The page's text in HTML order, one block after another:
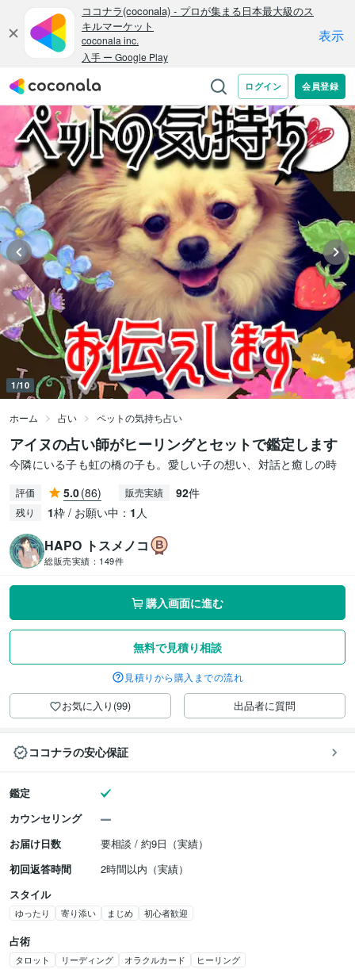
1/10
ホーム 占い ペットの気持ち占い
アイヌの占い師がヒーリングとセットで鑑定します
今隣にいる子も虹の橋の子も。愛しい子の想い、対話と癒しの時
評価 5.0(86) 販売実績 92件
残り 1枠 / お願い中： 1 人
HAPO トスメノコ
総販売実績： 149件
購入画面に進む
無料で見積り相談
見積りから購入までの流れ
お気に入り(99) 出品者に質問
ココナラの安心保証
鑑定
カウンセリング
お届け日数
要相談 / 約9日（実績）
初回返答時間
2時間以内（実績）
スタイル
ゆったり 寄り添い まじめ 初心者歓迎
占術
タロット リーディング オラクルカード ヒーリング